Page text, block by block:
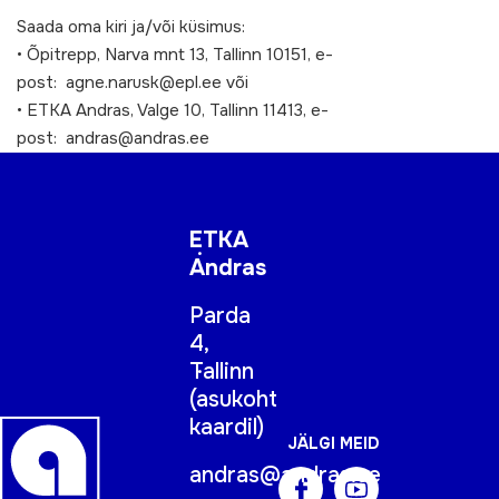
Saada oma kiri ja/või küsimus:
• Õpitrepp, Narva mnt 13, Tallinn 10151, e-
post: agne.narusk@epl.ee või
• ETKA Andras, Valge 10, Tallinn 11413, e-
post: andras@andras.ee
ETKA
Andras
Parda
4,
Tallinn
(asukoht
kaardil)
andras@andras.ee
JÄLGI MEID